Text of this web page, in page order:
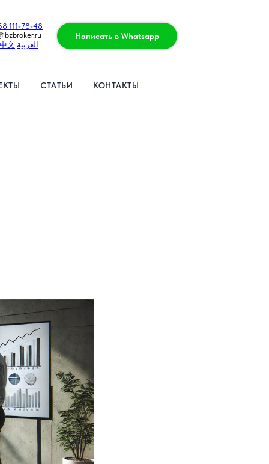
111-78-48
中文 العربية
Написать в Whatsapp
СТАТЬИ КОНТАКТЫ